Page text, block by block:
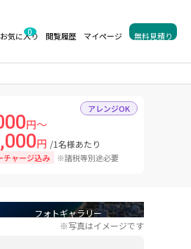
お気に入り
0 閲覧履歴 マイページ 無料見積り
アレンジOK
円～
円 /1名様あたり
チャージ込み ※諸税等別途必要
フォトギャラリー
※写真はイメージです